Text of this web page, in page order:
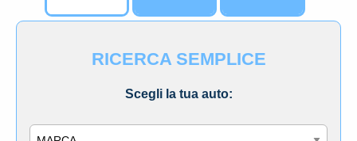
RICERCA SEMPLICE
Scegli la tua auto: